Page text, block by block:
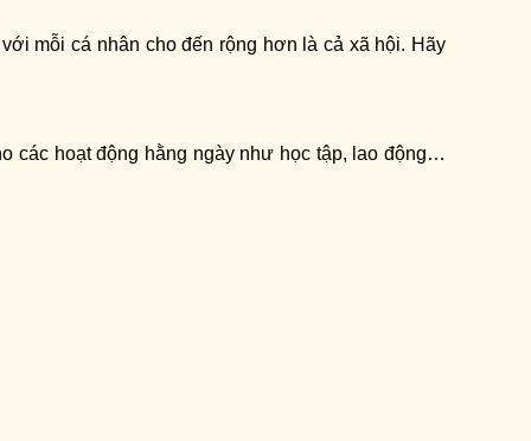
mỗi cá nhân cho đến rộng hơn là cả xã hội. Hãy
các hoạt động hằng ngày như học tập, lao động…